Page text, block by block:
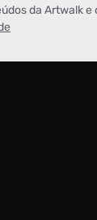
da Artwalk e